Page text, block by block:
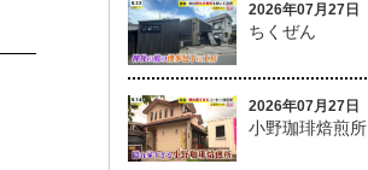
2026年07月27日
ちくぜん
2026年07月27日
小野珈琲焙煎所